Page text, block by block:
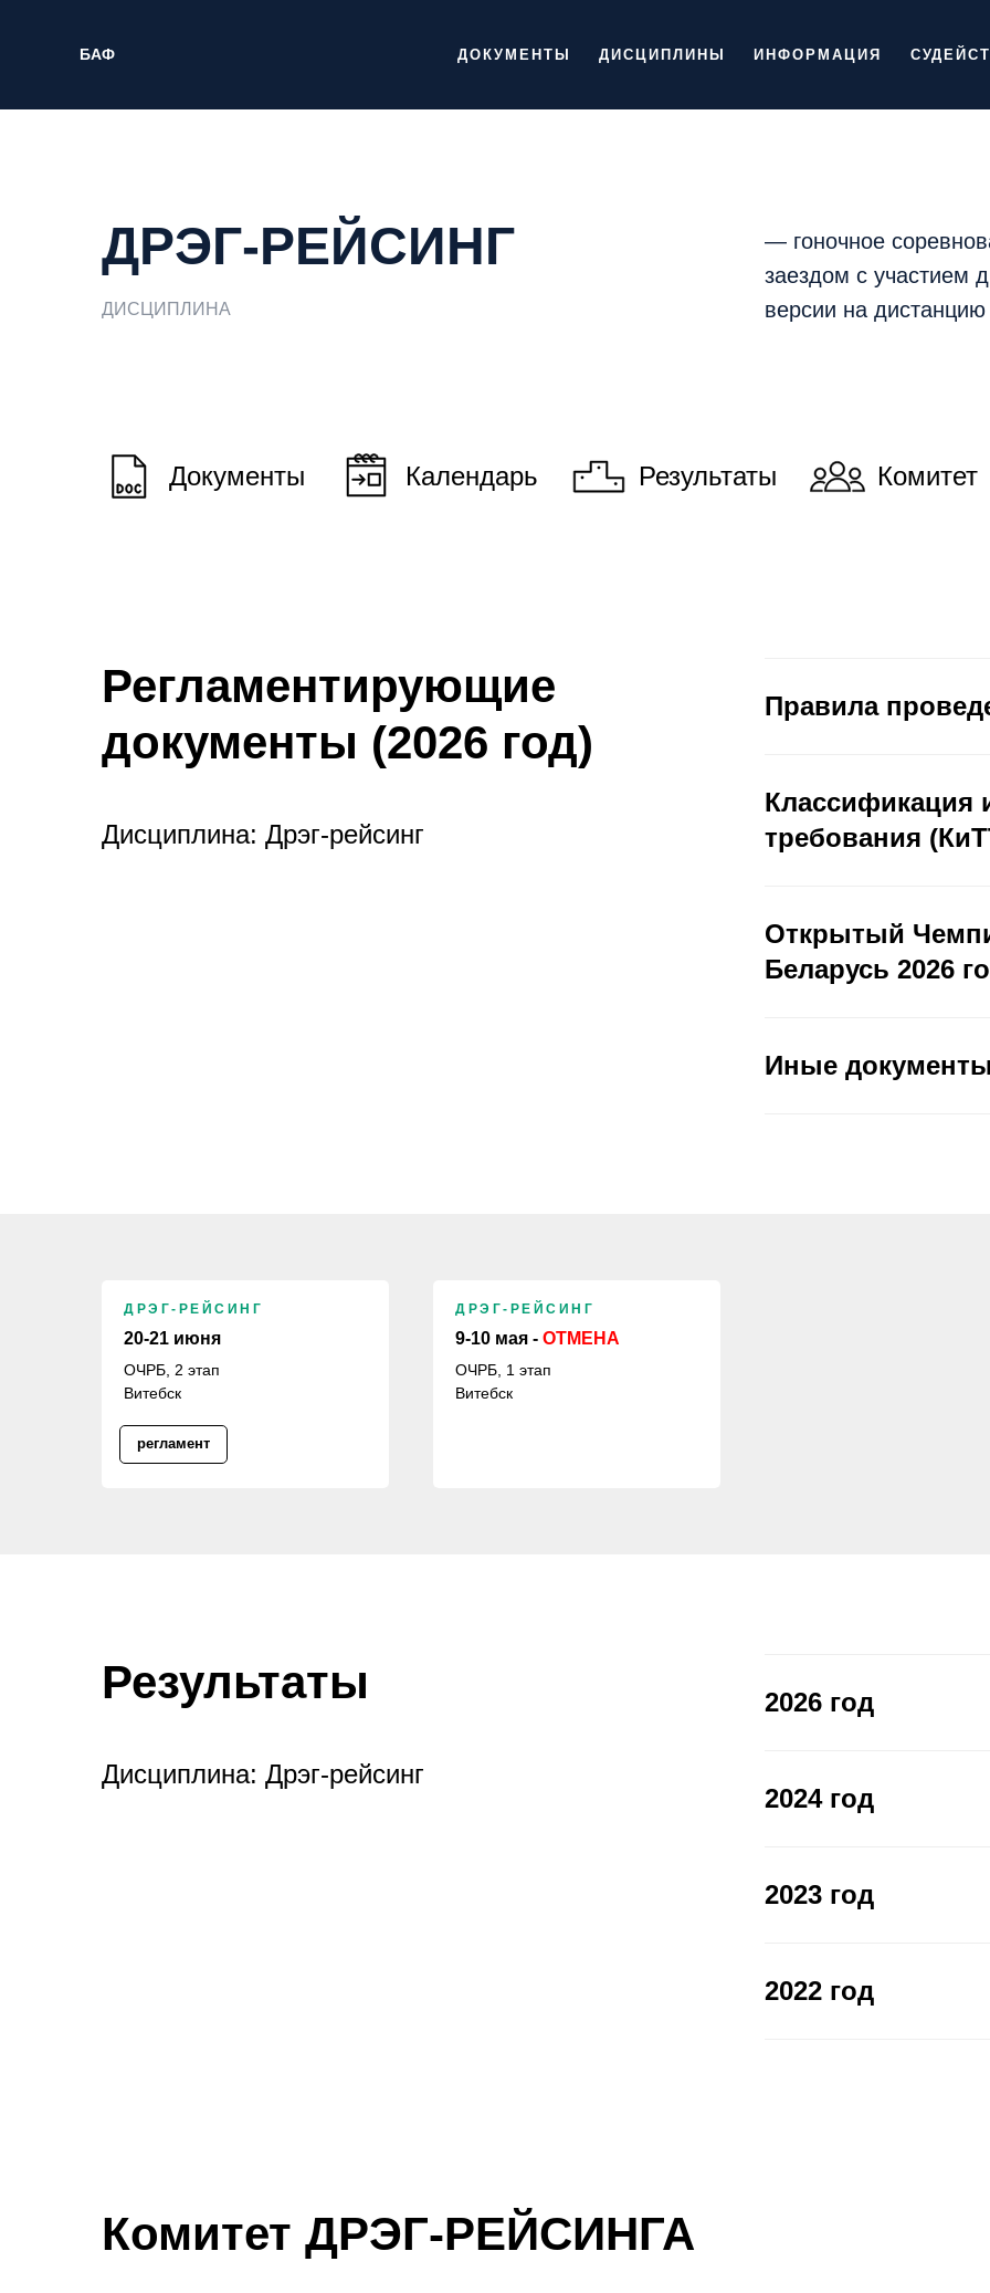
БАФ ДОКУМЕНТЫ ДИСЦИПЛИНЫ ИНФОРМАЦИЯ
ДРЭГ-РЕЙСИНГ
ДИСЦИПЛИНА
— гоночное
заездом с участием
версии на
Документы Календарь Результаты Комитет
Регламентирующие
документы (2026 год)
Дисциплина: Дрэг-рейсинг
Правила
Классификация
требования
Открытый
Беларусь 2026
Иные
ДРЭГ-РЕЙСИНГ
20-21 июня
ОЧРБ, 2 этап
Витебск
регламент
ДРЭГ-РЕЙСИНГ
9-10 мая - ОТМЕНА
ОЧРБ, 1 этап
Витебск
Результаты
Дисциплина: Дрэг-рейсинг
2026 год
2024 год
2023 год
2022 год
Комитет ДРЭГ-РЕЙСИНГА